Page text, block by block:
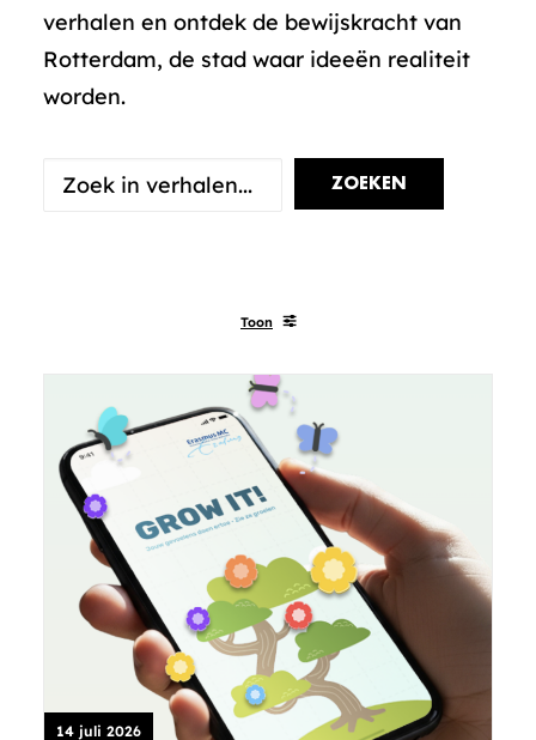
verhalen en ontdek de bewijskracht van
Rotterdam, de stad waar ideeën realiteit
worden.
ZOEKEN
Toon
14 juli 2026